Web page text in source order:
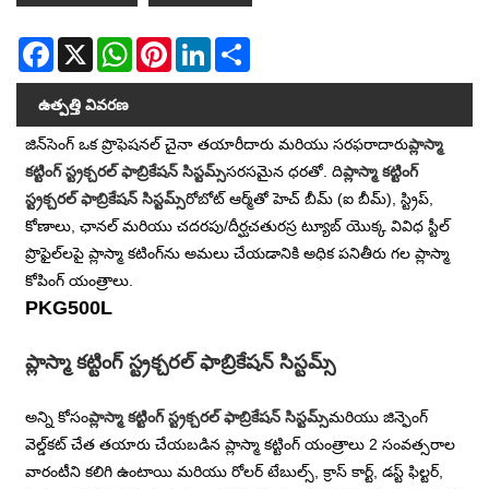
Facebook
X WhatsAppPinterestLinkedIn
ఉత్పత్తి వివరణ
జిన్‌సెంగ్ ఒక ప్రొఫెషనల్ చైనా తయారీదారు మరియు సరఫరాదారుప్లాస్మా
కట్టింగ్ స్ట్రక్చరల్ ఫాబ్రికేషన్ సిస్టమ్స్సరసమైన ధరతో. దిప్లాస్మా కట్టింగ్
స్ట్రక్చరల్ ఫాబ్రికేషన్ సిస్టమ్స్రోబోట్ ఆర్మ్‌తో హెచ్ బీమ్ (ఐ బీమ్), స్ట్రిప్,
కోణాలు, ఛానల్ మరియు చదరపు/దీర్ఘచతురస్ర ట్యూబ్ యొక్క వివిధ స్టీల్
ప్రొఫైల్‌లపై ప్లాస్మా కటింగ్‌ను అమలు చేయడానికి అధిక పనితీరు గల ప్లాస్మా
కోపింగ్ యంత్రాలు.
PKG500L
ప్లాస్మా కట్టింగ్ స్ట్రక్చరల్ ఫాబ్రికేషన్ సిస్టమ్స్
అన్ని కోసంప్లాస్మా కట్టింగ్ స్ట్రక్చరల్ ఫాబ్రికేషన్ సిస్టమ్స్మరియు జిన్ఫెంగ్
వెల్డ్‌కట్ చేత తయారు చేయబడిన ప్లాస్మా కట్టింగ్ యంత్రాలు 2 సంవత్సరాల
వారంటీని కలిగి ఉంటాయి మరియు రోలర్ టేబుల్స్, క్రాస్ కార్ట్, డస్ట్ ఫిల్టర్,